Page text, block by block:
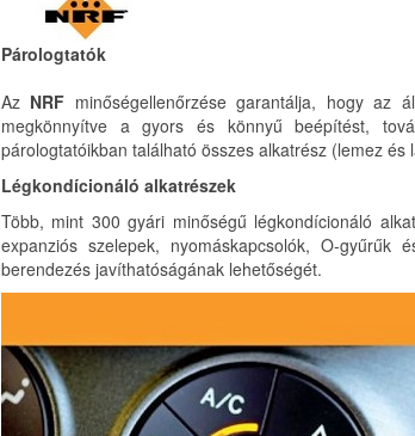
Párologtatók
Az NRF minőségellenőrzése garantálja, hogy az
megkönnyítve a gyors és könnyű beépítést,
párologtatóikban található összes alkatrész (lemez
Légkondícionáló alkatrészek
Több, mint 300 gyári minőségű légkondícionáló
expanziós szelepek, nyomáskapcsolók, O-
berendezés javíthatóságának lehetőségét.